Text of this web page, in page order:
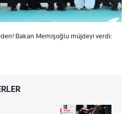
Bakan Memişoğlu müjdeyi verdi: